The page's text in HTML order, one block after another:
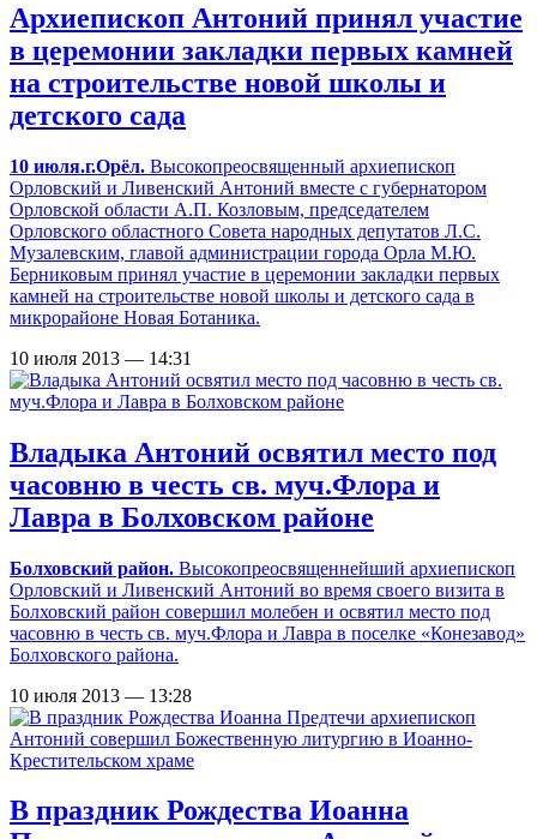
Архиепископ Антоний принял участие
в церемонии закладки первых камней
на строительстве новой школы и
детского сада
10 июля.г.Орёл. Высокопреосвященный архиепископ
Орловский и Ливенский Антоний вместе с губернатором
Орловской области А.П. Козловым, председателем
Орловского областного Совета народных депутатов Л.С.
Музалевским, главой администрации города Орла М.Ю.
Берниковым принял участие в церемонии закладки первых
камней на строительстве новой школы и детского сада в
микрорайоне Новая Ботаника.
10 июля 2013 — 14:31
Владыка Антоний освятил место под
часовню в честь св. муч.Флора и
Лавра в Болховском районе
Болховский район. Высокопреосвященнейший архиепископ
Орловский и Ливенский Антоний во время своего визита в
Болховский район совершил молебен и освятил место под
часовню в честь св. муч.Флора и Лавра в поселке «Конезавод»
Болховского района.
10 июля 2013 — 13:28
В праздник Рождества Иоанна